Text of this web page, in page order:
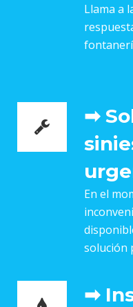
Llama a
➡
En el
solución
➡